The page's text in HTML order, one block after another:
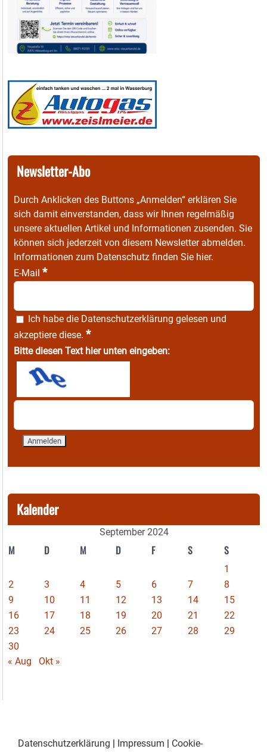
Newsletter-Abo
Durch Anklicken des Buttons „Anmelden“ erklären Sie
sich damit einverstanden, dass wir Ihnen regelmäßig
unsere aktuellen Artikel und Informationen zusenden. Sie
können sich jederzeit von diesem Newsletter abmelden.
Informationen zum Datenschutz finden Sie hier.
E-Mail *
Ich habe die Datenschutzerklärung gelesen und
akzeptiere diese. *
Bitte diesen Text hier unten eingeben:
Kalender
September 2024
M D M D F S S
1
2
3 4 5 6 7
8
9
10 11 12 13 14
15
16
17 18 19 20 21
22
23
24 25 26 27 28
29
30
« Aug
Okt »
Datenschutzerklärung | Impressum | Cookie-